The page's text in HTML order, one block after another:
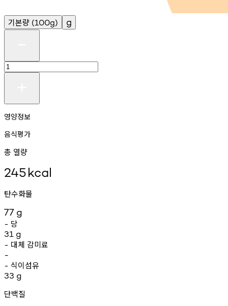
기본량 (100g) g
영양정보
음식평가
총 열량
245kcal
탄수화물
77 g
- 당
31 g
- 대체 감미료
-
- 식이섬유
33 g
단백질